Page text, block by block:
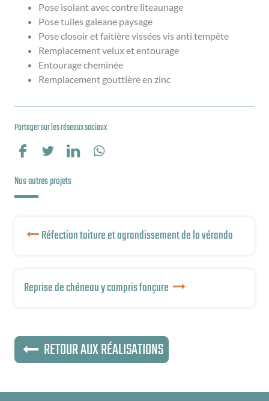
Pose isolant avec contre liteaunage
Pose tuiles galeane paysage
Pose closoir et faitière vissées vis anti tempête
Remplacement velux et entourage
Entourage cheminée
Remplacement gouttière en zinc
Partager sur les réseaux sociaux
Nos autres projets
Réfection toiture et agrandissement de la véranda
Reprise de chéneau y compris fonçure
RETOUR AUX RÉALISATIONS